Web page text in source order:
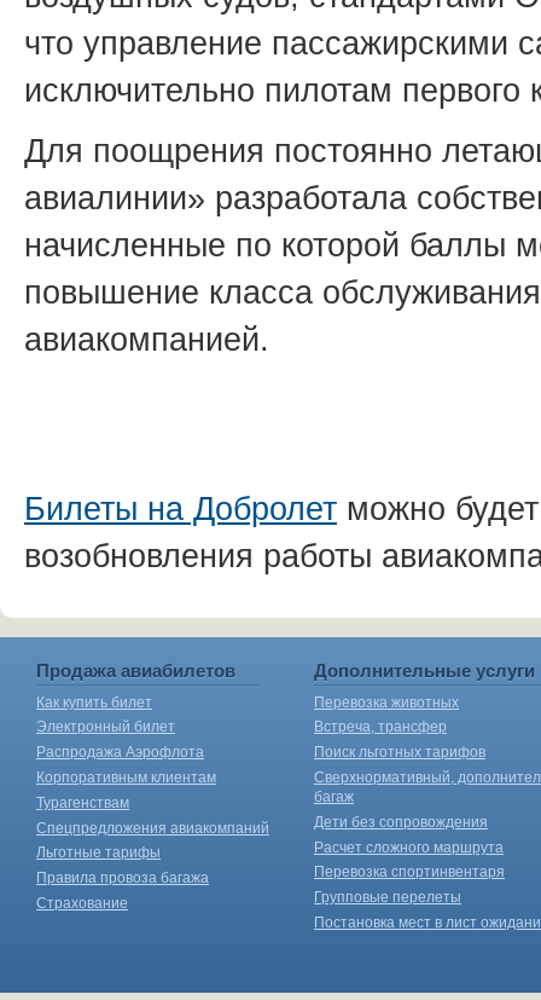
что управление пассажирскими
исключительно пилотам первого
Для поощрения постоянно
авиалинии» разработала
начисленные по которой баллы
повышение класса
авиакомпанией.
Билеты на Добролет можно
возобновления работы
Продажа авиабилетов
Как купить билет
Электронный билет
Распродажа Аэрофлота
Корпоративным клиентам
Турагенствам
Спецпредложения авиакомпаний
Льготные тарифы
Правила провоза багажа
Страхование
Дополнительные услуги
Перевозка животных
Встреча, трансфер
Поиск льготных тарифов
Сверхнормативный,
багаж
Дети без сопровождения
Расчет сложного маршрута
Перевозка спортинвентаря
Групповые перелеты
Постановка мест в лист